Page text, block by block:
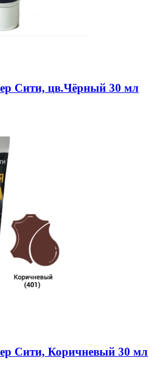
Сити, цв.Чёрный 30 мл
Сити, Коричневый 30 мл